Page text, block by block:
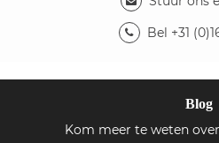
Bel +31
Blog
Kom meer te weten